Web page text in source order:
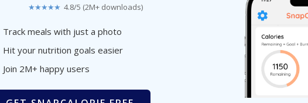
★★★★★ 4.8/5 (2M+ downloads)
Track meals with just a photo
Hit your nutrition goals easier
Join 2M+ happy users